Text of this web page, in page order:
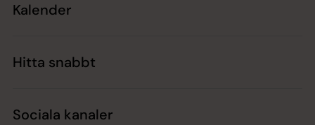
Kalender
Hitta snabbt
Sociala kanaler